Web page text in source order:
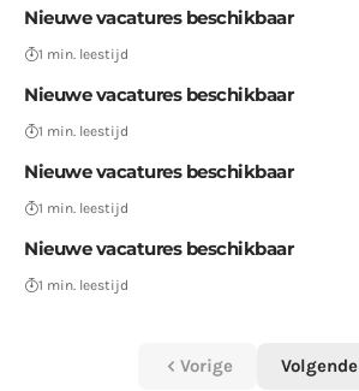
Nieuwe vacatures beschikbaar
1 min. leestijd
Nieuwe vacatures beschikbaar
1 min. leestijd
Nieuwe vacatures beschikbaar
1 min. leestijd
Nieuwe vacatures beschikbaar
1 min. leestijd
Vorige Volgende